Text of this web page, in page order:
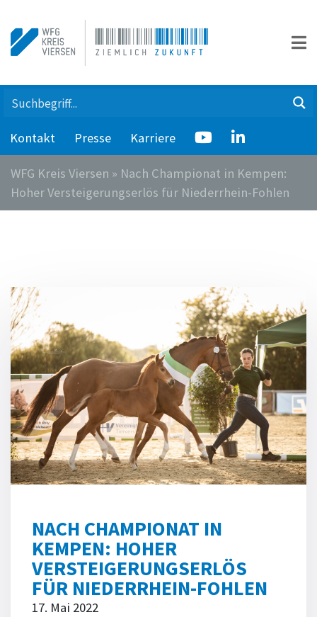
Kontakt Presse Karriere
WFG Kreis Viersen » Nach Championat in Kempen:
Hoher Versteigerungserlös für Niederrhein-Fohlen
NACH CHAMPIONAT IN
KEMPEN: HOHER
VERSTEIGERUNGSERLÖS
FÜR NIEDERRHEIN-FOHLEN
17. Mai 2022